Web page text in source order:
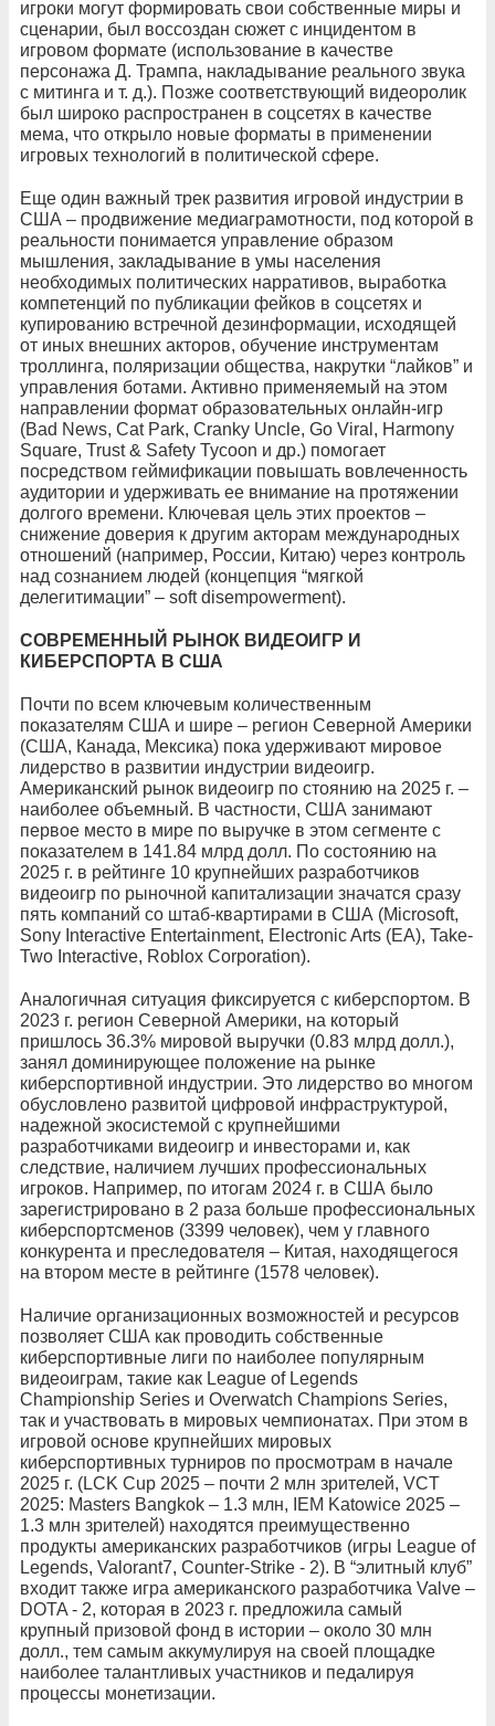
игроки могут формировать свои собственные миры и
сценарии, был воссоздан сюжет с инцидентом в
игровом формате (использование в качестве
персонажа Д. Трампа, накладывание реального звука
с митинга и т. д.). Позже соответствующий видеоролик
был широко распространен в соцсетях в качестве
мема, что открыло новые форматы в применении
игровых технологий в политической сфере.
Еще один важный трек развития игровой индустрии в
США – продвижение медиаграмотности, под которой в
реальности понимается управление образом
мышления, закладывание в умы населения
необходимых политических нарративов, выработка
компетенций по публикации фейков в соцсетях и
купированию встречной дезинформации, исходящей
от иных внешних акторов, обучение инструментам
троллинга, поляризации общества, накрутки “лайков” и
управления ботами. Активно применяемый на этом
направлении формат образовательных онлайн-игр
(Bad News, Cat Park, Cranky Uncle, Go Viral, Harmony
Square, Trust & Safety Tycoon и др.) помогает
посредством геймификации повышать вовлеченность
аудитории и удерживать ее внимание на протяжении
долгого времени. Ключевая цель этих проектов –
снижение доверия к другим акторам международных
отношений (например, России, Китаю) через контроль
над сознанием людей (концепция “мягкой
делегитимации” – soft disempowerment).
СОВРЕМЕННЫЙ РЫНОК ВИДЕОИГР И
КИБЕРСПОРТА В США
Почти по всем ключевым количественным
показателям США и шире – регион Северной Америки
(США, Канада, Мексика) пока удерживают мировое
лидерство в развитии индустрии видеоигр.
Американский рынок видеоигр по стоянию на 2025 г. –
наиболее объемный. В частности, США занимают
первое место в мире по выручке в этом сегменте с
показателем в 141.84 млрд долл. По состоянию на
2025 г. в рейтинге 10 крупнейших разработчиков
видеоигр по рыночной капитализации значатся сразу
пять компаний со штаб-квартирами в США (Microsoft,
Sony Interactive Entertainment, Electronic Arts (EA), Take-
Two Interactive, Roblox Corporation).
Аналогичная ситуация фиксируется с киберспортом. В
2023 г. регион Северной Америки, на который
пришлось 36.3% мировой выручки (0.83 млрд долл.),
занял доминирующее положение на рынке
киберспортивной индустрии. Это лидерство во многом
обусловлено развитой цифровой инфраструктурой,
надежной экосистемой с крупнейшими
разработчиками видеоигр и инвесторами и, как
следствие, наличием лучших профессиональных
игроков. Например, по итогам 2024 г. в США было
зарегистрировано в 2 раза больше профессиональных
киберспортсменов (3399 человек), чем у главного
конкурента и преследователя – Китая, находящегося
на втором месте в рейтинге (1578 человек).
Наличие организационных возможностей и ресурсов
позволяет США как проводить собственные
киберспортивные лиги по наиболее популярным
видеоиграм, такие как League of Legends
Championship Series и Overwatch Champions Series,
так и участвовать в мировых чемпионатах. При этом в
игровой основе крупнейших мировых
киберспортивных турниров по просмотрам в начале
2025 г. (LCK Cup 2025 – почти 2 млн зрителей, VCT
2025: Masters Bangkok – 1.3 млн, IEM Katowice 2025 –
1.3 млн зрителей) находятся преимущественно
продукты американских разработчиков (игры League of
Legends, Valorant7, Counter-Strike - 2). В “элитный клуб”
входит также игра американского разработчика Valve –
DOTA - 2, которая в 2023 г. предложила самый
крупный призовой фонд в истории – около 30 млн
долл., тем самым аккумулируя на своей площадке
наиболее талантливых участников и педалируя
процессы монетизации.